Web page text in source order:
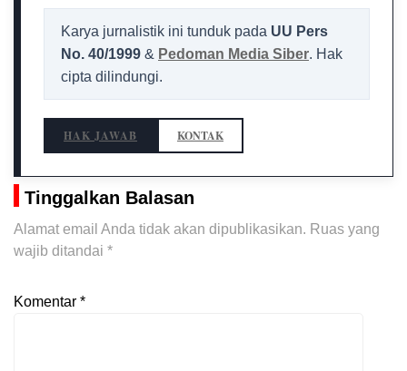
Karya jurnalistik ini tunduk pada UU Pers
No. 40/1999 & Pedoman Media Siber. Hak
cipta dilindungi.
HAK JAWAB KONTAK
Tinggalkan Balasan
Alamat email Anda tidak akan dipublikasikan. Ruas yang
wajib ditandai *
Komentar *